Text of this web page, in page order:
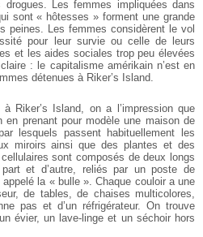
drogues. Les femmes impliquées dans
sont « hôtesses » forment une grande
peines. Les femmes considèrent le vol
pour leur survie ou celle de leurs
et les aides sociales trop peu élevées
: le capitalisme amérikain n’est en
détenues à Riker’s Island.
Riker’s Island, on a l’impression que
en prenant pour modèle une maison de
lesquels passent habituellement les
miroirs ainsi que des plantes et des
sont composés de deux longs
et d’autre, reliés par un poste de
la « bulle ». Chaque couloir a une
de tables, de chaises multicolores,
pas et d’un réfrigérateur. On trouve
évier, un lave-linge et un séchoir hors